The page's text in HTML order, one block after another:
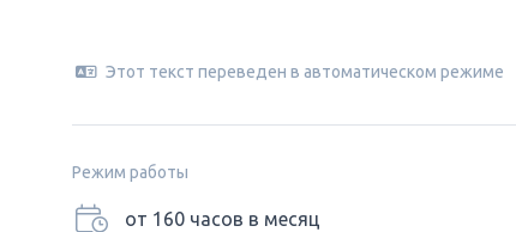
Этот текст переведен в автоматическом режиме
Режим работы
от 160 часов в месяц